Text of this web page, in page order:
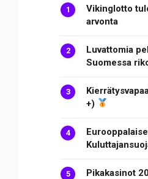
Vikinglotto
arvonta
Luvattomia
Suomessa
+)
Pikakasinot